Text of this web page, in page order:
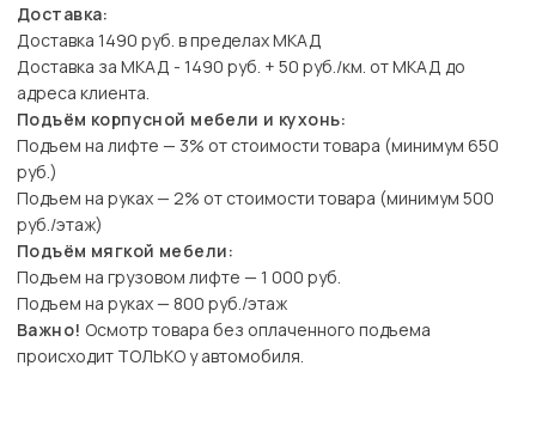
Доставка:
Доставка 1490 руб. в пределах МКАД
Доставка за МКАД - 1490 руб. + 50 руб./км. от МКАД до
адреса клиента.
Подъём корпусной мебели и кухонь:
Подъем на лифте — 3% от стоимости товара (минимум 650
руб.)
Подъем на руках — 2% от стоимости товара (минимум 500
руб./этаж)
Подъём мягкой мебели:
Подъем на грузовом лифте — 1 000 руб.
Подъем на руках — 800 руб./этаж
Важно! Осмотр товара без оплаченного подъема
происходит ТОЛЬКО у автомобиля.